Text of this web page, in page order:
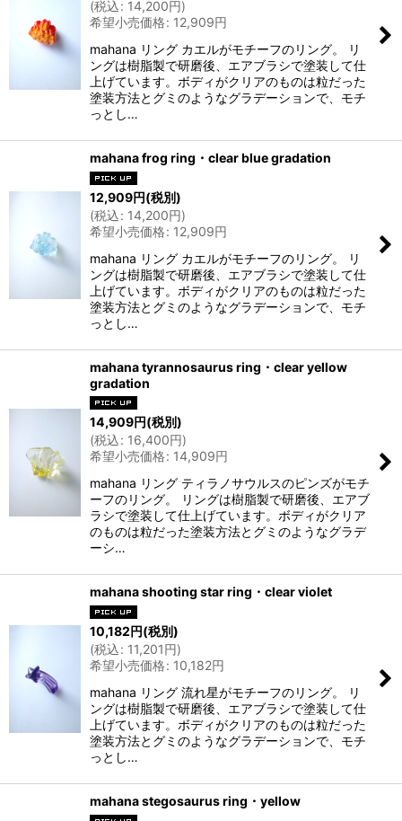
(税込: 14,200円)
希望小売価格: 12,909円
mahana リング カエルがモチーフのリング。 リ
ングは樹脂製で研磨後、エアブラシで塗装して仕
上げています。ボディがクリアのものは粒だった
塗装方法とグミのようなグラデーションで、モチ
っとし…
mahana frog ring・clear blue gradation
12,909円(税別)
(税込: 14,200円)
希望小売価格: 12,909円
mahana リング カエルがモチーフのリング。 リ
ングは樹脂製で研磨後、エアブラシで塗装して仕
上げています。ボディがクリアのものは粒だった
塗装方法とグミのようなグラデーションで、モチ
っとし…
mahana tyrannosaurus ring・clear yellow
gradation
14,909円(税別)
(税込: 16,400円)
希望小売価格: 14,909円
mahana リング ティラノサウルスのピンズがモチ
ーフのリング。 リングは樹脂製で研磨後、エアブ
ラシで塗装して仕上げています。ボディがクリア
のものは粒だった塗装方法とグミのようなグラデ
ーシ…
mahana shooting star ring・clear violet
10,182円(税別)
(税込: 11,201円)
希望小売価格: 10,182円
mahana リング 流れ星がモチーフのリング。 リ
ングは樹脂製で研磨後、エアブラシで塗装して仕
上げています。ボディがクリアのものは粒だった
塗装方法とグミのようなグラデーションで、モチ
っとし…
mahana stegosaurus ring・yellow